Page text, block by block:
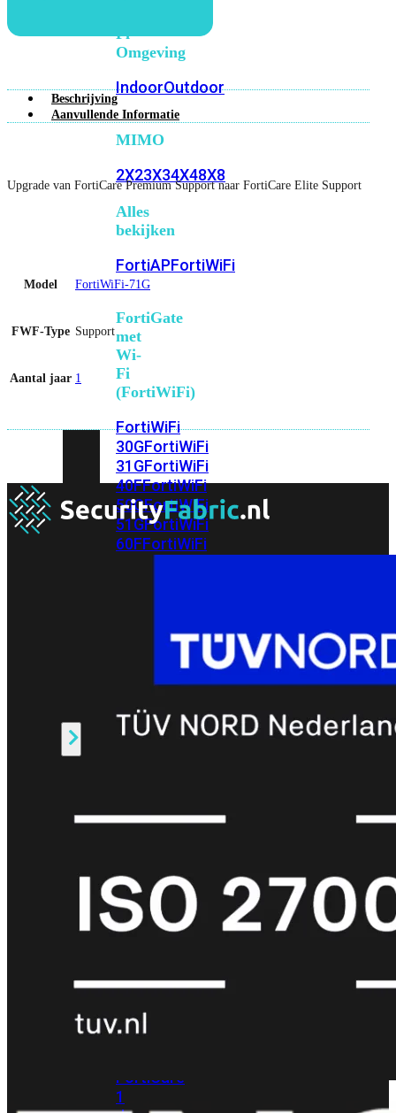
Fi
Omgeving
IndoorOutdoor
MIMO
2X23X34X48X8
Alles
bekijken
FortiAPFortiWiFi
FortiGate
met
Wi-
Fi
(FortiWiFi)
FortiWiFi
30GFortiWiFi
31GFortiWiFi
40FFortiWiFi
50GFortiWiFi
51GFortiWiFi
60FFortiWiFi
FortiWiFi
FortiCare
Essentials FortiCare
PremiumFortiCare
FortiCare
FortiCare
1
Beschrijving
Aanvullende Informatie
Upgrade van FortiCare Premium Support naar FortiCare Elite Support
Model FortiWiFi-71G
FWF-Type Support
Aantal jaar 1